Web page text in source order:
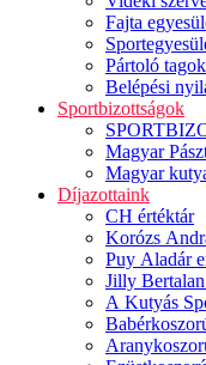
Fajta
Pártoló
Belépési
Sportbizottságok
Magyar
Magyar
Díjazottaink
CH értéktár
Korózs
Puy Aladár
Jilly
A Kutyás